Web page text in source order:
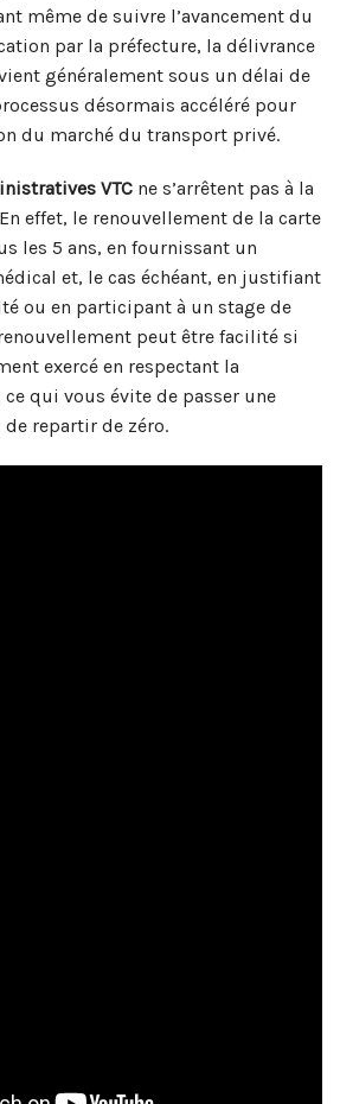
même de suivre l’avancement du
par la préfecture, la délivrance
généralement sous un délai de
désormais accéléré pour
du marché du transport privé.
VTC ne s’arrêtent pas à la
effet, le renouvellement de la carte
les 5 ans, en fournissant un
et, le cas échéant, en justifiant
ou en participant à un stage de
peut être facilité si
exercé en respectant la
ce qui vous évite de passer une
repartir de zéro.